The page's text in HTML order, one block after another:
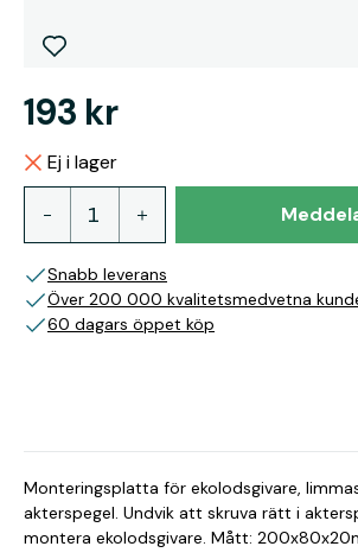
193 kr
Ej i lager
Snabb leverans
Över 200 000 kvalitetsmedvetna
60 dagars öppet köp
Monteringsplatta för ekolodsgivare,
akterspegel. Undvik att skruva rätt i akterspegeln för att
montera ekolodsgivare. Mått: